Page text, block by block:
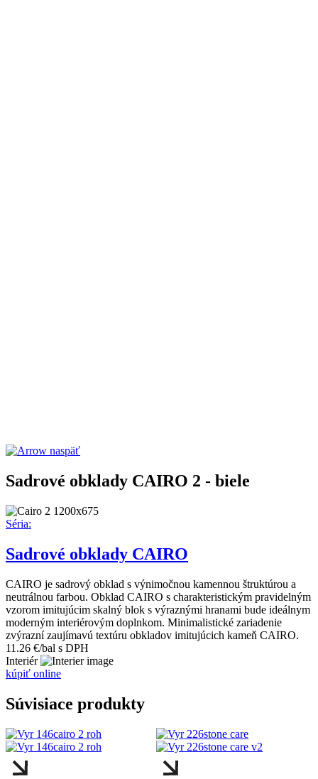
naspäť
Sadrové obklady CAIRO 2 - biele
Séria:
Sadrové obklady CAIRO
CAIRO je sadrový obklad s výnimočnou kamennou štruktúrou a
neutrálnou farbou. Obklad CAIRO s charakteristickým pravidelným
vzorom imitujúcim skalný blok s výraznými hranami bude ideálnym
moderným interiérovým doplnkom. Minimalistické zariadenie
zvýrazní zaujímavú textúru obkladov imitujúcich kameň CAIRO.
11.26 €/bal s DPH
Interiér
kúpiť online
Súvisiace produkty